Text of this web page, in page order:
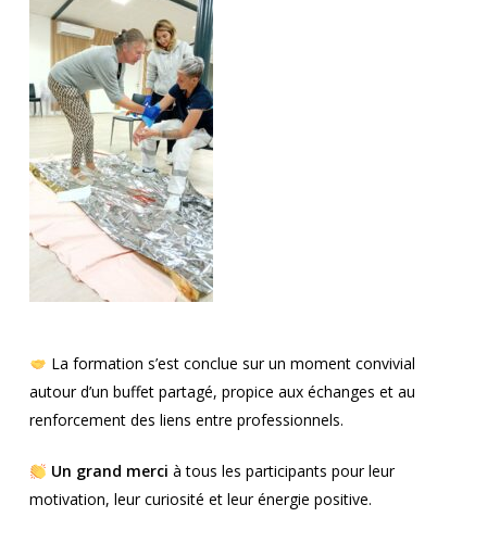
La formation s’est conclue sur un moment convivial
autour d’un buffet partagé, propice aux échanges et au
renforcement des liens entre professionnels.
Un grand merci à tous les participants pour leur
motivation, leur curiosité et leur énergie positive.